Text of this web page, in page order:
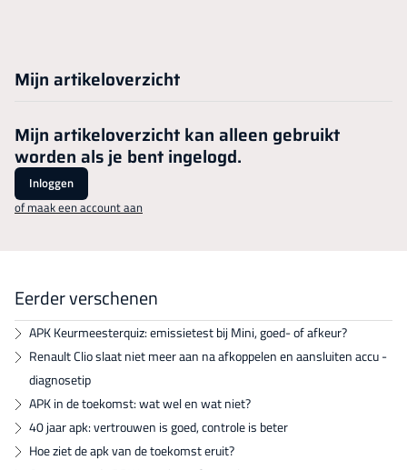
Mijn artikeloverzicht
Mijn artikeloverzicht kan alleen gebruikt
worden als je bent ingelogd.
Inloggen
of maak een account aan
Eerder verschenen
APK Keurmeesterquiz: emissietest bij Mini, goed- of afkeur?
Renault Clio slaat niet meer aan na afkoppelen en aansluiten accu -
diagnosetip
APK in de toekomst: wat wel en wat niet?
40 jaar apk: vertrouwen is goed, controle is beter
Hoe ziet de apk van de toekomst eruit?